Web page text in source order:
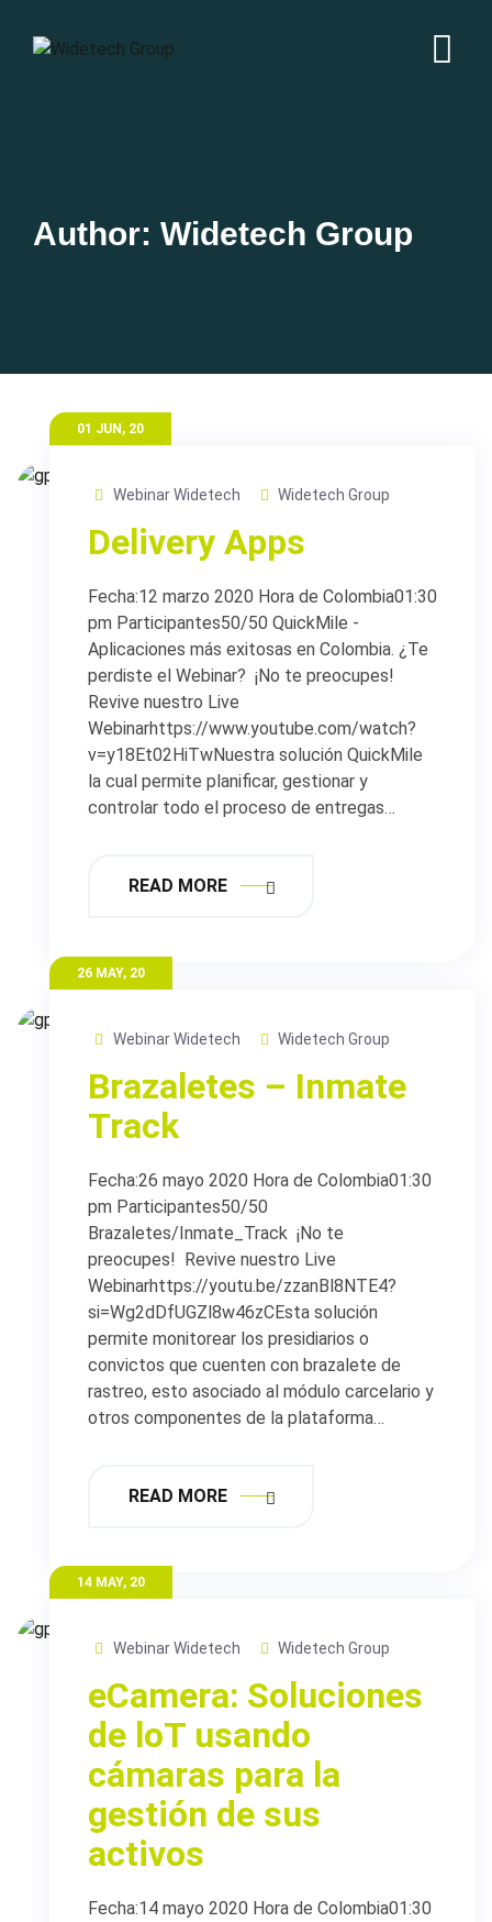
Author: Widetech Group
01 JUN, 20
Webinar Widetech Widetech Group
Delivery Apps
Fecha:12 marzo 2020 Hora de Colombia01:30
pm Participantes50/50 QuickMile -
Aplicaciones más exitosas en Colombia. ¿Te
perdiste el Webinar?​ ¡No te preocupes!
Revive nuestro Live
Webinarhttps://www.youtube.com/watch?
v=y18Et02HiTwNuestra solución QuickMile
la cual permite planificar, gestionar y
controlar todo el proceso de entregas…
READ MORE
26 MAY, 20
Webinar Widetech Widetech Group
Brazaletes – Inmate
Track
Fecha:26 mayo 2020 Hora de Colombia01:30
pm Participantes50/50
Brazaletes/Inmate_Track ¡No te
preocupes! Revive nuestro Live
Webinarhttps://youtu.be/zzanBl8NTE4?
si=Wg2dDfUGZl8w46zCEsta solución
permite monitorear los presidiarios o
convictos que cuenten con brazalete de
rastreo, esto asociado al módulo carcelario y
otros componentes de la plataforma…
READ MORE
14 MAY, 20
Webinar Widetech Widetech Group
eCamera: Soluciones
de loT usando
cámaras para la
gestión de sus
activos
Fecha:14 mayo 2020 Hora de Colombia01:30